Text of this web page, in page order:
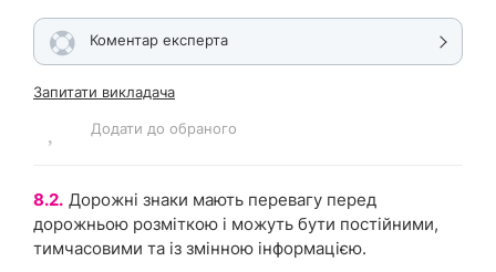
Коментар експерта
Запитати викладача
Додати до обраного
8.2. Дорожні знаки мають перевагу перед
дорожньою розміткою і можуть бути постійними,
тимчасовими та із змінною інформацією.